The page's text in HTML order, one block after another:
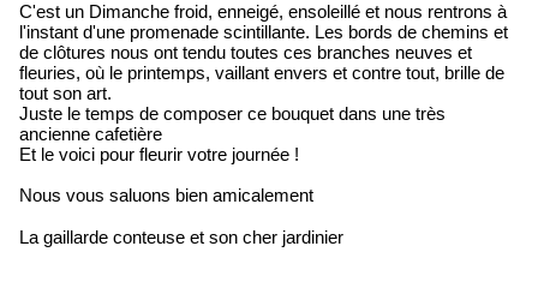
C'est un Dimanche froid, enneigé, ensoleillé et nous rentrons à
l'instant d'une promenade scintillante. Les bords de chemins et
de clôtures nous ont tendu toutes ces branches neuves et
fleuries, où le printemps, vaillant envers et contre tout, brille de
tout son art.
Juste le temps de composer ce bouquet dans une très
ancienne cafetière
Et le voici pour fleurir votre journée !
Nous vous saluons bien amicalement
La gaillarde conteuse et son cher jardinier